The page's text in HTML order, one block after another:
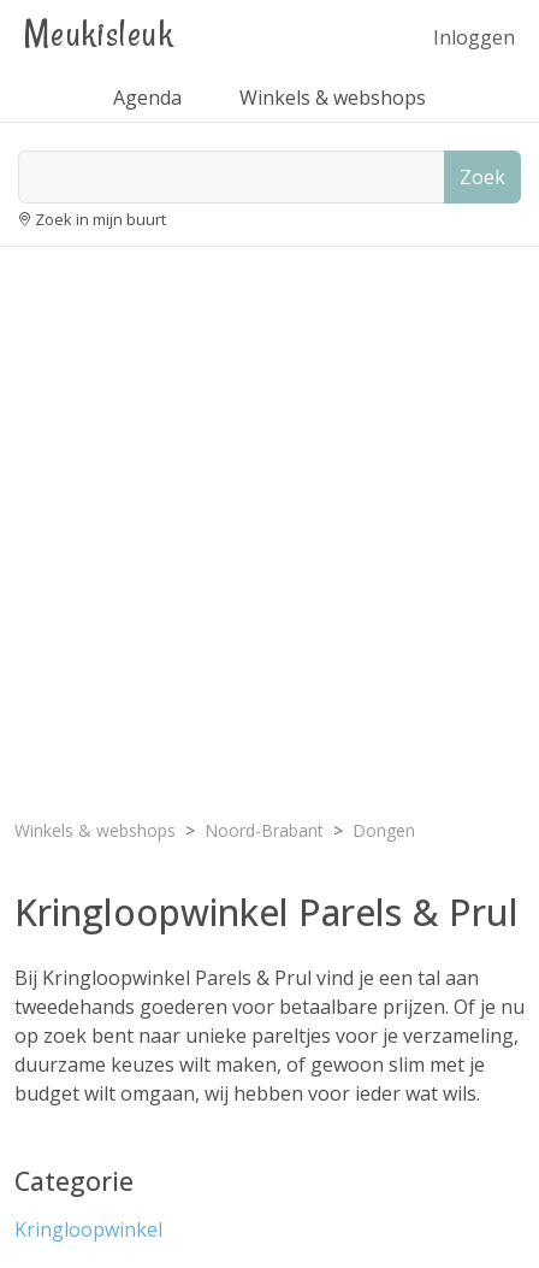
Meukisleuk Inloggen
Agenda Winkels & webshops
Zoek
Zoek in mijn buurt
Winkels & webshops Noord-Brabant Dongen
Kringloopwinkel Parels & Prul
Bij Kringloopwinkel Parels & Prul vind je een tal aan
tweedehands goederen voor betaalbare prijzen. Of je nu
op zoek bent naar unieke pareltjes voor je verzameling,
duurzame keuzes wilt maken, of gewoon slim met je
budget wilt omgaan, wij hebben voor ieder wat wils.
Categorie
Kringloopwinkel